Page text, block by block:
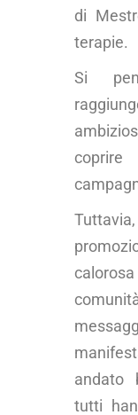
di
terapie.
Si
andato
tutti